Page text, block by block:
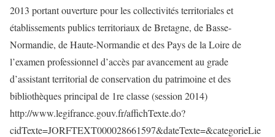
2013 portant ouverture pour les collectivités territoriales et
établissements publics territoriaux de Bretagne, de Basse-
Normandie, de Haute-Normandie et des Pays de la Loire de
l’examen professionnel d’accès par avancement au grade
d’assistant territorial de conservation du patrimoine et des
bibliothèques principal de 1re classe (session 2014)
http://www.legifrance.gouv.fr/affichTexte.do?
cidTexte=JORFTEXT000028661597&dateTexte=&categorieLie